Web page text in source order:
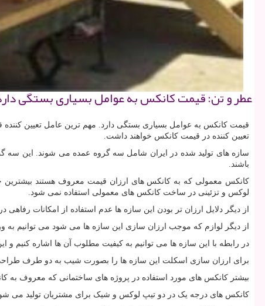
عطر و تن: قیمت كانكس به عوامل بسیاری بستگی
تعیین کننده در قیمت کانکس خواهند داشت.
سازه های تولید شده در ایران شامل سه گروه عمده می شوند. این سه
باشند.
کانکس معمولی که به کانکس های ارزان قیمت معروف هستند بیشترین
لوکس و تزئینی در ساخت کانکس های معمولی استفاده نمی شود.
از دیگر دلایل ارزان تر بودن این سازه ها عدم استفاده از امکانات
از دیگر لوازم که موجب ارزان سازی این سازه ها می شود می توانیم به
در رابطه با این سازه ها می توانیم به کیفیت مطلوب آن ها اشاره کنیم
برای ارزان سازی اسکلت این سازه ها را بصورت شیب به دو طرف طراحی
بیشتر کانکس های مورد استفاده در پروژه های ساختمانی که معروف به
کانکس های درجه یک در دو تیپ لوکس و شیک برای مشتریان تولید می